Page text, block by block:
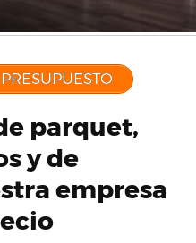
parquet,
y de
empresa